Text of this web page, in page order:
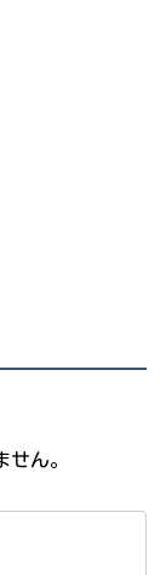
ん。